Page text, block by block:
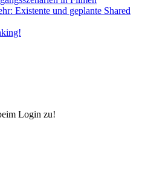
Login zu!